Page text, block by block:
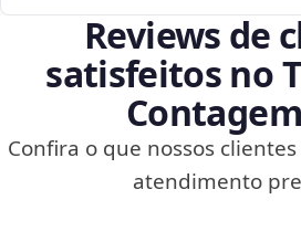
Reviews de
satisfeitos no
Confira o que nossos
atendimento